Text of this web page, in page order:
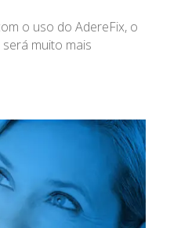
o uso do AdereFix, o
muito mais